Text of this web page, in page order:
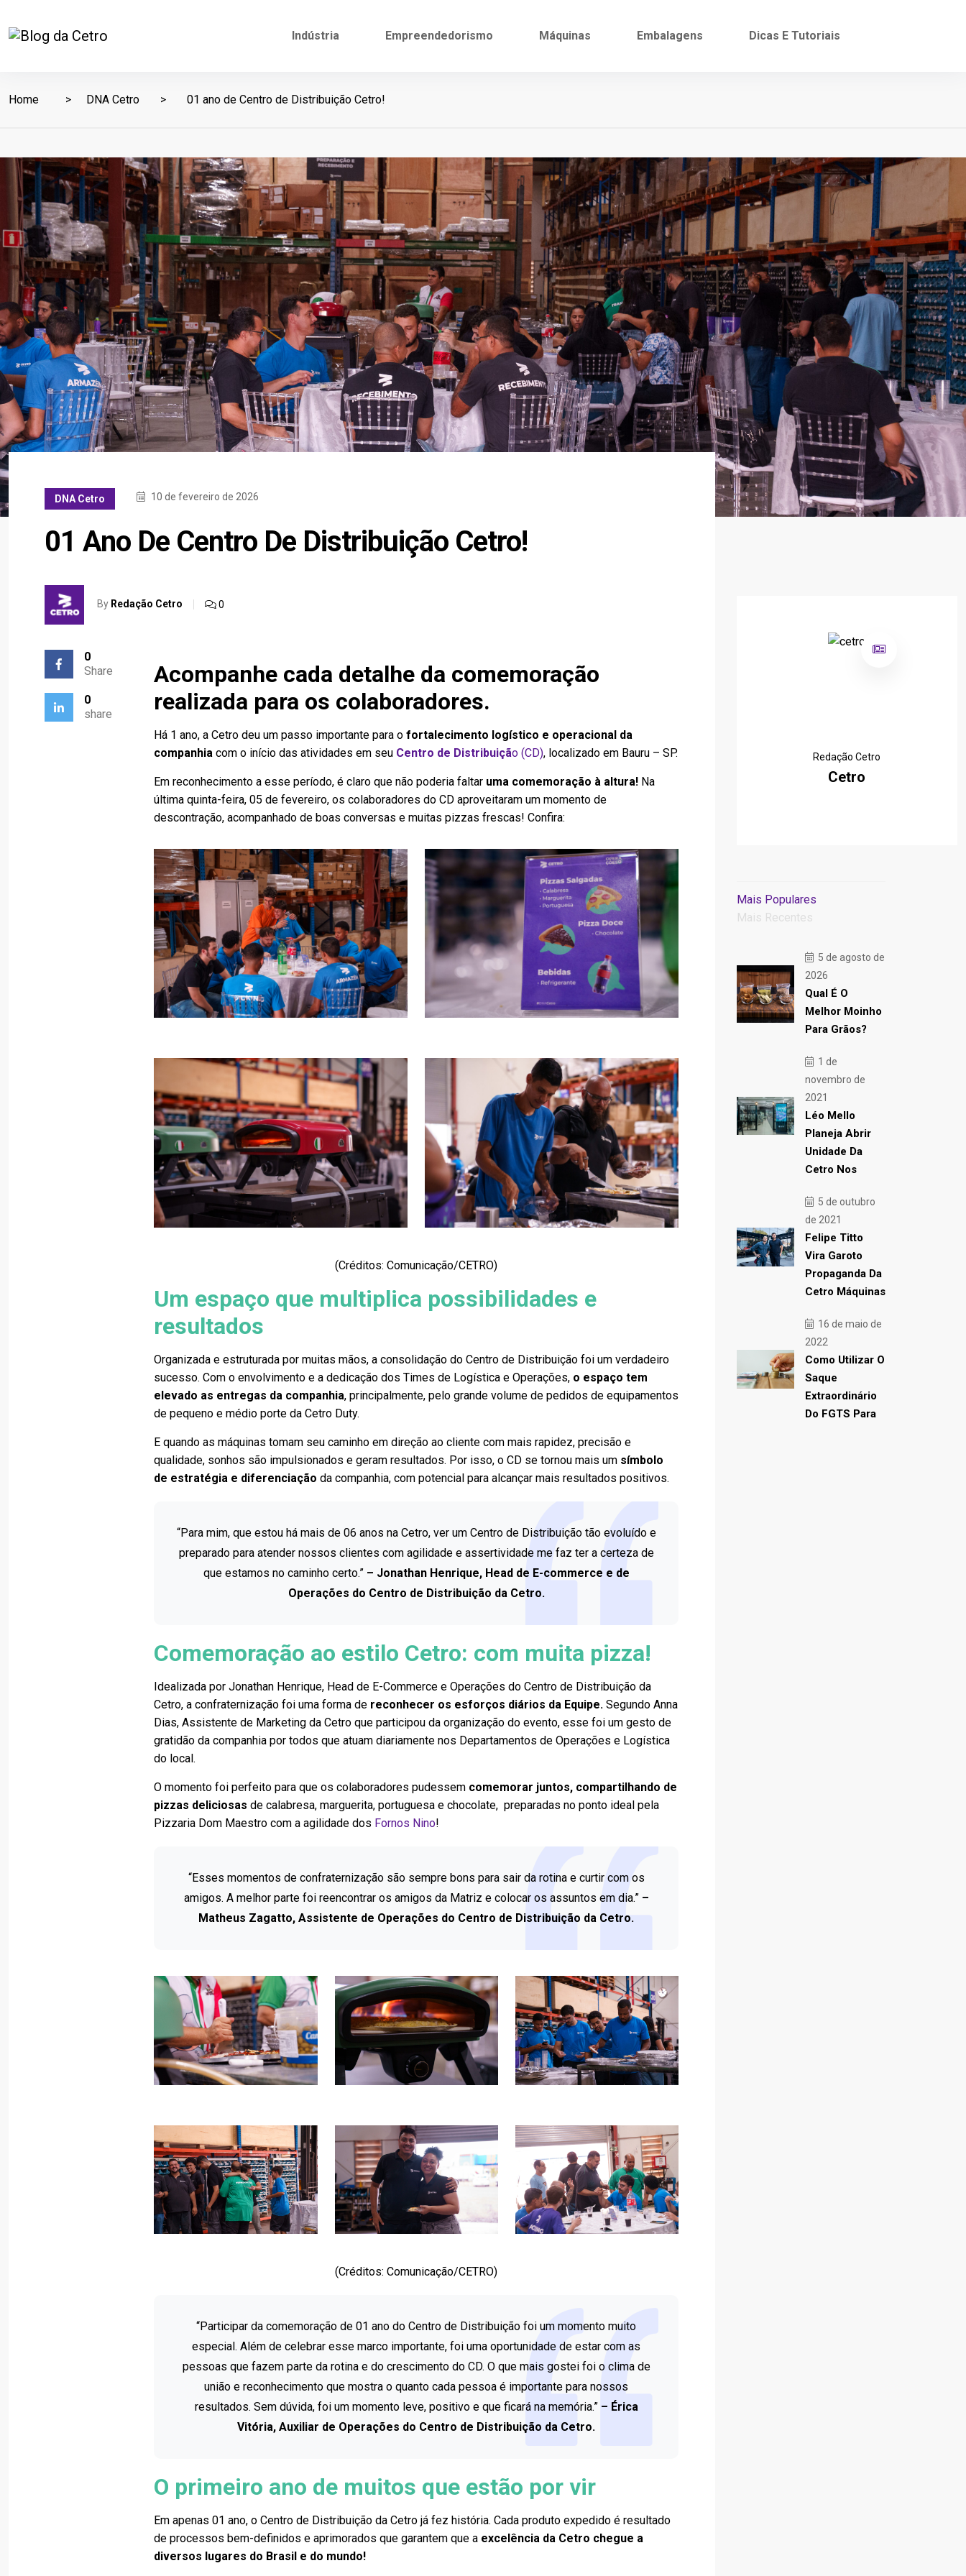
Indústria Empreendedorismo Máquinas Embalagens Dicas E Tutoriais
Home DNA Cetro 01 ano de Centro de Distribuição Cetro!
DNA Cetro 10 de fevereiro de 2026
01 Ano De Centro De Distribuição Cetro!
By Redação Cetro 0
0
Share
0
share
Acompanhe cada detalhe da comemoração
realizada para os colaboradores.
Há 1 ano, a Cetro deu um passo importante para ofortalecimento logístico e operacional da
companhiacom o início das atividades em seu Centro de Distribuição (CD), localizado em Bauru – SP.
Em reconhecimento a esse período, é claro que não poderia faltar uma comemoração à altura! Na
última quinta-feira, 05 de fevereiro, os colaboradores do CD aproveitaram um momento de
descontração, acompanhado de boas conversas e muitas pizzas frescas! Confira:
(Créditos: Comunicação/CETRO)
Um espaço que multiplica possibilidades e
resultados
Organizada e estruturada por muitas mãos, a consolidação do Centro de Distribuição foi um verdadeiro
sucesso. Com o envolvimento e a dedicação dos Times de Logística e Operações, o espaço tem
elevado as entregas da companhia, principalmente, pelo grande volume de pedidos de equipamentos
de pequeno e médio porte da Cetro Duty.
E quando as máquinas tomam seu caminho em direção ao cliente com mais rapidez, precisão e
qualidade, sonhos são impulsionados e geram resultados. Por isso, o CD se tornou mais um símbolo
de estratégia e diferenciaçãoda companhia, com potencial para alcançar mais resultados positivos.
“Para mim, que estou há mais de 06 anos na Cetro, ver um Centro de Distribuição tão evoluído e
preparado para atender nossos clientes com agilidade e assertividade me faz ter a certeza de
que estamos no caminho certo.”– Jonathan Henrique, Head de E-commerce e de
Operações do Centro de Distribuição da Cetro.
Comemoração ao estilo Cetro: com muita pizza!
Idealizada por Jonathan Henrique, Head de E-Commerce e Operações do Centro de Distribuição da
Cetro, a confraternização foi uma forma de reconhecer os esforços diários da Equipe.Segundo Anna
Dias, Assistente de Marketing da Cetro que participou da organização do evento, esse foi um gesto de
gratidão da companhia por todos que atuam diariamente nos Departamentos de Operações e Logística
do local.
O momento foi perfeito para que os colaboradores pudessem comemorar juntos, compartilhando de
pizzas deliciosasde calabresa, marguerita, portuguesa e chocolate, preparadas no ponto ideal pela
Pizzaria Dom Maestro com a agilidade dos Fornos Nino!
“Esses momentos de confraternização são sempre bons para sair da rotina e curtir com os
amigos. A melhor parte foi reencontrar os amigos da Matriz e colocar os assuntos em dia.” –
Matheus Zagatto, Assistente de Operações do Centro de Distribuição da Cetro.
(Créditos: Comunicação/CETRO)
“Participar da comemoração de 01 ano do Centro de Distribuição foi um momento muito
especial. Além de celebrar esse marco importante, foi uma oportunidade de estar com as
pessoas que fazem parte da rotina e do crescimento do CD. O que mais gostei foi o clima de
união e reconhecimento que mostra o quanto cada pessoa é importante para nossos
resultados. Sem dúvida, foi um momento leve, positivo e que ficará na memória.” – Érica
Vitória, Auxiliar de Operações do Centro de Distribuição da Cetro.
O primeiro ano de muitos que estão por vir
Em apenas 01 ano, o Centro de Distribuição da Cetro já fez história. Cada produto expedido é resultado
de processos bem-definidos e aprimorados que garantem que a excelência da Cetro chegue a
diversos lugares do Brasil e do mundo!
Redação Cetro
Cetro
Mais Populares
Mais Recentes
5 de agosto de
2026
Qual É O
Melhor Moinho
Para Grãos?
1 de
novembro de
2021
Léo Mello
Planeja Abrir
Unidade Da
Cetro Nos
5 de outubro
de 2021
Felipe Titto
Vira Garoto
Propaganda Da
Cetro Máquinas
16 de maio de
2022
Como Utilizar O
Saque
Extraordinário
Do FGTS Para